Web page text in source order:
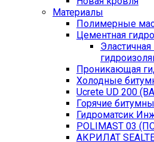
Материалы
Полимерные
Цементная
Проникающая
Холодные
Ucrete UD 200
Горячие
Гидроматсик
POLIMAST 03
АКРИЛАТ